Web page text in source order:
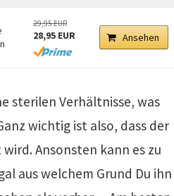
29,95 EUR
28,95 EUR Ansehen
sterilen Verhältnisse, was
wichtig ist also, dass der
Ansonsten kann es zu
aus welchem Grund Du ihn